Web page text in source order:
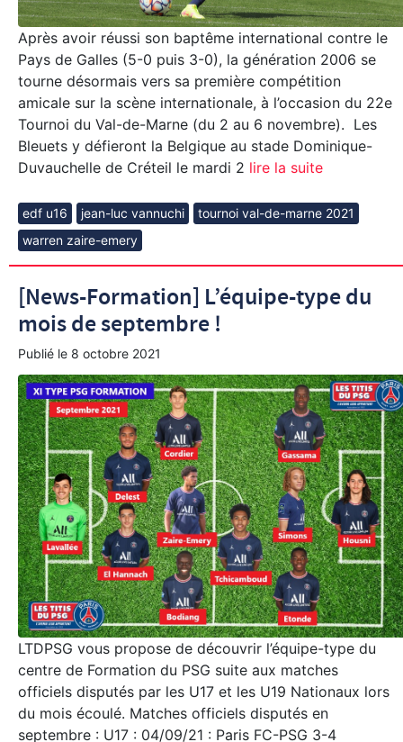
Après avoir réussi son baptême international contre le
Pays de Galles (5-0 puis 3-0), la génération 2006 se
tourne désormais vers sa première compétition
amicale sur la scène internationale, à l’occasion du 22e
Tournoi du Val-de-Marne (du 2 au 6 novembre). Les
Bleuets y défieront la Belgique au stade Dominique-
Duvauchelle de Créteil le mardi 2 lire la suite
edf u16 jean-luc vannuchi
tournoi val-de-marne 2021
warren zaire-emery
[News-Formation] L’équipe-type du
mois de septembre !
Publié le 8 octobre 2021
LTDPSG vous propose de découvrir l’équipe-type du
centre de Formation du PSG suite aux matches
officiels disputés par les U17 et les U19 Nationaux lors
du mois écoulé. Matches officiels disputés en
septembre : U17 : 04/09/21 : Paris FC-PSG 3-4